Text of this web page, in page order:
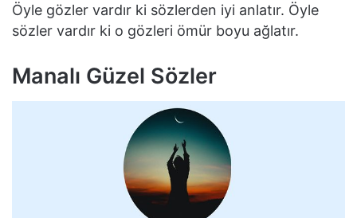
Öyle gözler vardır ki sözlerden iyi anlatır. Öyle
sözler vardır ki o gözleri ömür boyu ağlatır.
Manalı Güzel Sözler